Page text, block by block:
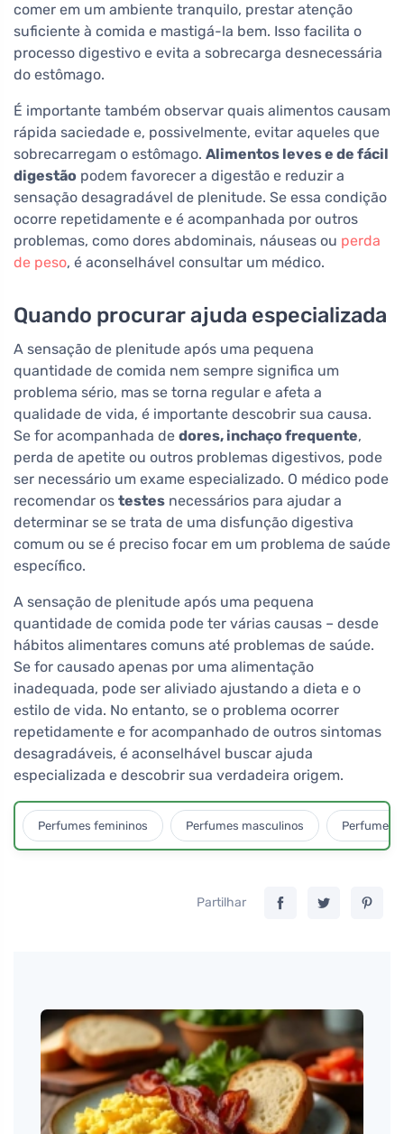
comer em um ambiente tranquilo, prestar atenção
suficiente à comida e mastigá-la bem. Isso facilita o
processo digestivo e evita a sobrecarga desnecessária
do estômago.
É importante também observar quais alimentos causam
rápida saciedade e, possivelmente, evitar aqueles que
sobrecarregam o estômago. Alimentos leves e de fácil
digestão podem favorecer a digestão e reduzir a
sensação desagradável de plenitude. Se essa condição
ocorre repetidamente e é acompanhada por outros
problemas, como dores abdominais, náuseas ou perda
de peso, é aconselhável consultar um médico.
Quando procurar ajuda especializada
A sensação de plenitude após uma pequena
quantidade de comida nem sempre significa um
problema sério, mas se torna regular e afeta a
qualidade de vida, é importante descobrir sua causa.
Se for acompanhada de dores, inchaço frequente,
perda de apetite ou outros problemas digestivos, pode
ser necessário um exame especializado. O médico pode
recomendar os testes necessários para ajudar a
determinar se se trata de uma disfunção digestiva
comum ou se é preciso focar em um problema de saúde
específico.
A sensação de plenitude após uma pequena
quantidade de comida pode ter várias causas – desde
hábitos alimentares comuns até problemas de saúde.
Se for causado apenas por uma alimentação
inadequada, pode ser aliviado ajustando a dieta e o
estilo de vida. No entanto, se o problema ocorrer
repetidamente e for acompanhado de outros sintomas
desagradáveis, é aconselhável buscar ajuda
especializada e descobrir sua verdadeira origem.
Perfumes femininos Perfumes masculinos Perfumes
Partilhar